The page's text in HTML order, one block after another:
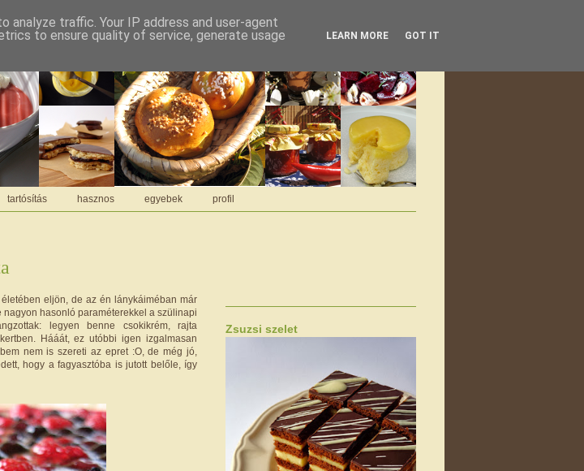
tartósítás hasznos egyebek profil
eljön, de az én lánykáiméban már
nagyon hasonló paraméterekkel a szülinapi
legyen benne csokikrém, rajta
Hááát, ez utóbbi igen izgalmasan
nem is szereti az epret :O, de még jó,
hogy a fagyasztóba is jutott belőle, így
Zsuzsi szelet
traffic. Your IP address and user-agent
to ensure quality of service, generate usage
LEARN MORE GOT IT